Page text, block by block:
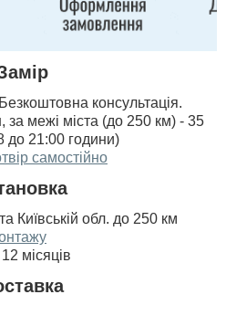
консультація.
за межі міста (до 250 км) - 35
до 21:00 години)
самостійно
Київській обл. до 250 км
місяців